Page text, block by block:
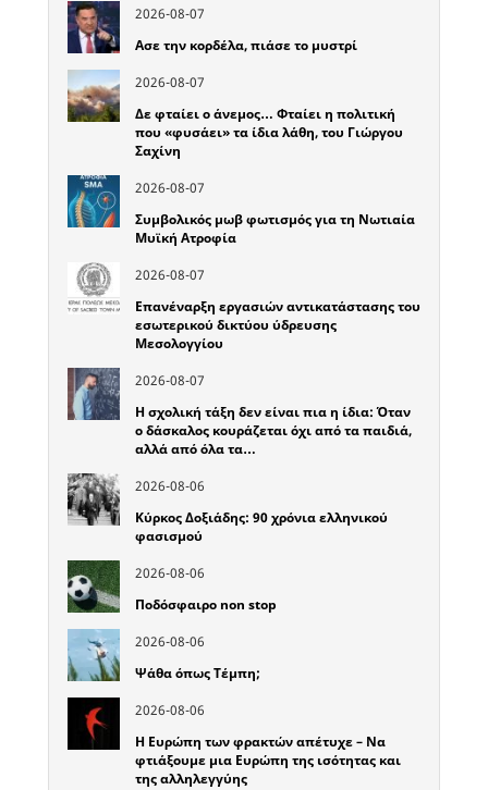
2026-08-07
Ασε την κορδέλα, πιάσε το μυστρί
2026-08-07
Δε φταίει ο άνεμος… Φταίει η πολιτική
που «φυσάει» τα ίδια λάθη, του Γιώργου
Σαχίνη
2026-08-07
Συμβολικός μωβ φωτισμός για τη Νωτιαία
Μυϊκή Ατροφία
2026-08-07
Επανέναρξη εργασιών αντικατάστασης του
εσωτερικού δικτύου ύδρευσης
Μεσολογγίου
2026-08-07
Η σχολική τάξη δεν είναι πια η ίδια: Όταν
ο δάσκαλος κουράζεται όχι από τα παιδιά,
αλλά από όλα τα…
2026-08-06
Κύρκος Δοξιάδης: 90 χρόνια ελληνικού
φασισμού
2026-08-06
Ποδόσφαιρο non stop
2026-08-06
Ψάθα όπως Τέμπη;
2026-08-06
Η Ευρώπη των φρακτών απέτυχε – Να
φτιάξουμε μια Ευρώπη της ισότητας και
της αλληλεγγύης